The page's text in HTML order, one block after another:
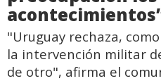
"Uruguay rechaza,
la intervención militar
de otro", afirma el